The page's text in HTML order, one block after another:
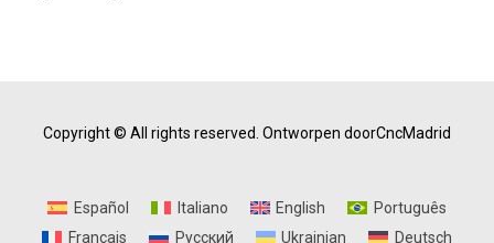
Copyright © All rights reserved. Ontworpen doorCncMadrid
Español Italiano English
Português
Français
Русский Ukrainian Deutsch